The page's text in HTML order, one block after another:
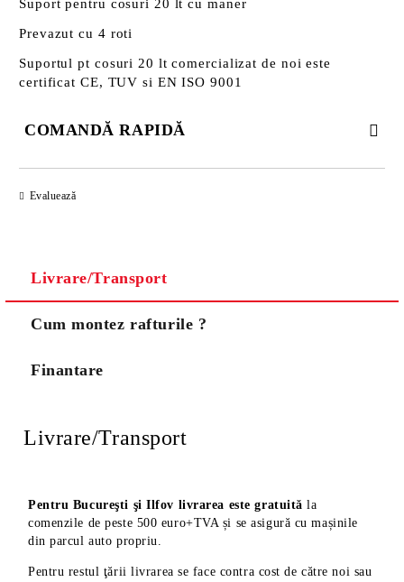
Suport pentru cosuri 20 lt cu maner
Prevazut cu 4 roti
Suportul pt cosuri 20 lt comercializat de noi este
certificat CE, TUV si EN ISO 9001
COMANDĂ RAPIDĂ
Evaluează
Livrare/Transport
Cum montez rafturile ?
Finantare
Livrare/Transport
Pentru Bucureşti şi Ilfov livrarea este gratuită la
comenzile de peste 500 euro+TVA și se asigură cu mașinile
din parcul auto propriu.
Pentru restul ţării livrarea se face contra cost de către noi sau